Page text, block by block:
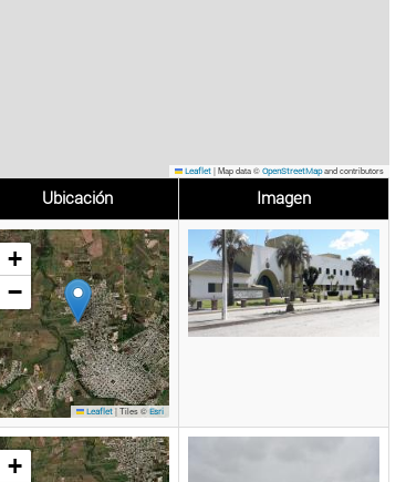
Leaflet |Map data © OpenStreetMapand contributors
Ubicación Imagen
+
−
Leaflet |Tiles © Esri
+